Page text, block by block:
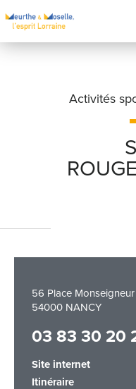
Activités
56 Place Monseigneur
54000 NANCY
03 83 30 20
Site internet
Itinéraire
*
Téléphone
Adresse email